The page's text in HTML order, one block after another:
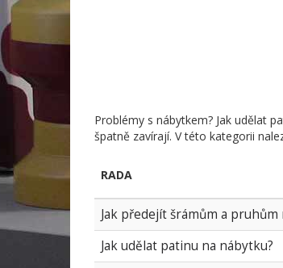
Problémy s nábytkem? Jak udělat
špatně zavírají. V této kategorii
RADA
Jak předejít šrámům a
Jak udělat patinu na nábytku?